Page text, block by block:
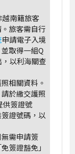
越南籍旅客
旅客需自行
申請電子入境
取得一組Q
以利海關查
相關資料。
於繳交護照
供簽證號
證號碼，以
需申請簽
簽證豁免」